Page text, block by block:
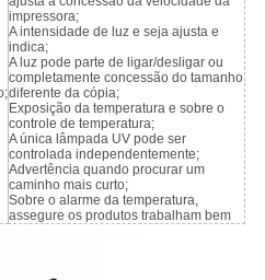
impressora;
A intensidade de luz e seja ajusta e
indica;
A luz pode parte de ligar/desligar ou
completamente concessão do tamanho
diferente da cópia;
Exposição da temperatura e sobre o
controle de temperatura;
A única lâmpada UV pode ser
controlada independentemente;
Advertência quando procurar um
caminho mais curto;
Sobre o alarme da temperatura,
assegure os produtos trabalham bem